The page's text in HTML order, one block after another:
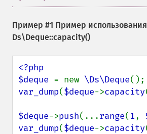
Пример #1 Пример использования
Ds\Deque::capacity()
<?php
$deque = new \Ds\Deque
var_dump($deque->capacity
$deque->push(...range(1,
var_dump($deque->capacity